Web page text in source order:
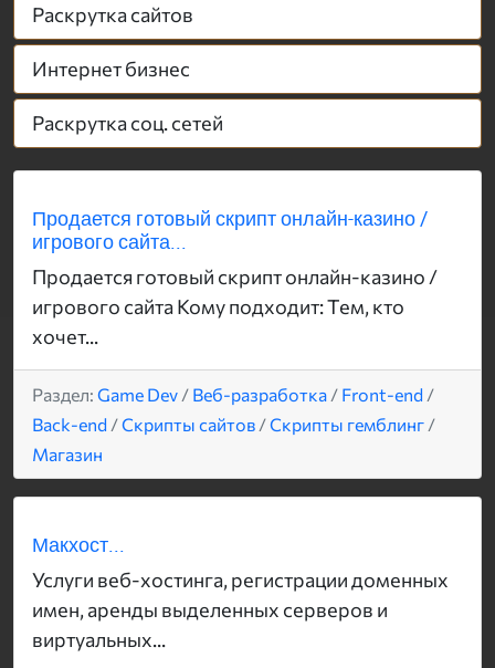
Раскрутка сайтов
Интернет бизнес
Раскрутка соц. сетей
Продается готовый скрипт онлайн-казино /
игрового сайта...
Продается готовый скрипт онлайн-казино /
игрового сайта Кому подходит: Тем, кто
хочет...
Раздел: Game Dev / Веб-разработка / Front-end /
Back-end /Скрипты сайтов /Скрипты гемблинг /
Магазин
Макхост...
Услуги веб-хостинга, регистрации доменных
имен, аренды выделенных серверов и
виртуальных...